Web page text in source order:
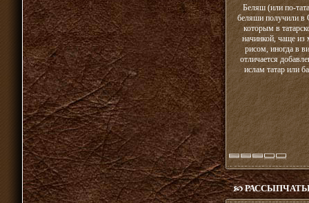
Беляш (или по-
беляши получили в
которым в
начинкой, чаще из
рисом, иногда в
отличается
ислам татар или